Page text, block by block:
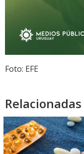
Foto: EFE
Relacionadas